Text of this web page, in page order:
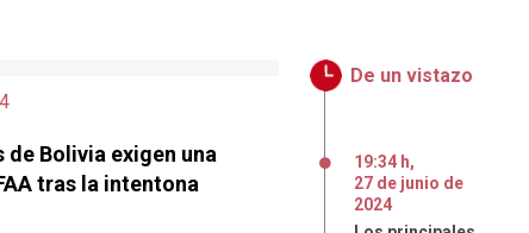
Bolivia exigen una
tras la intentona
De un vistazo
19:34 h,
27 de junio de
2024